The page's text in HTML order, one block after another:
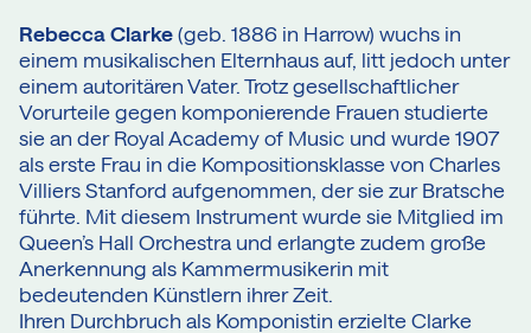
Rebecca Clarke (geb. 1886 in Harrow) wuchs in
einem musikalischen Elternhaus auf, litt jedoch unter
einem autoritären Vater. Trotz gesellschaftlicher
Vorurteile gegen komponierende Frauen studierte
sie an der Royal Academy of Music und wurde 1907
als erste Frau in die Kompositionsklasse von Charles
Villiers Stanford aufgenommen, der sie zur Bratsche
führte. Mit diesem Instrument wurde sie Mitglied im
Queen’s Hall Orchestra und erlangte zudem große
Anerkennung als Kammermusikerin mit
bedeutenden Künstlern ihrer Zeit.
Ihren Durchbruch als Komponistin erzielte Clarke